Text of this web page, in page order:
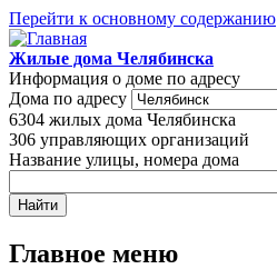
Перейти к основному содержанию
Жилые дома Челябинска
Информация о доме по адресу
Дома по адресу
6304 жилых дома Челябинска
306 управляющих организаций
Название улицы, номера дома
Главное меню